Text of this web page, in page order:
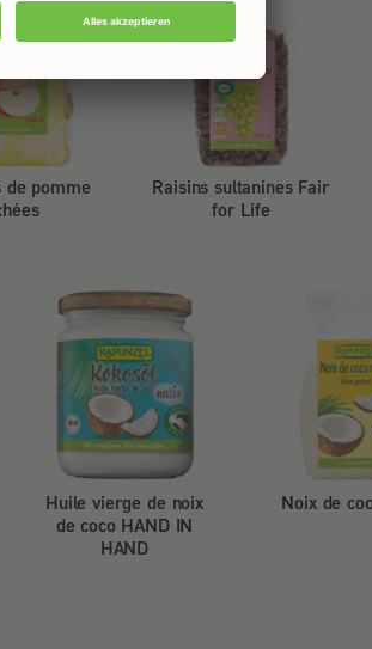
de pomme
Raisins sultanines Fair
for Life
Huile vierge de noix
de coco HAND IN
HAND
Noix de